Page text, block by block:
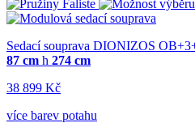
Sedací souprava DIONIZOS
87 cm h 274 cm
38 899 Kč
více barev potahu